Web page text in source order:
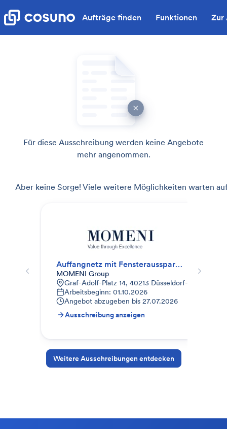
Aufträge finden Funktionen Zur
Für diese Ausschreibung werden keine Angebote
mehr angenommen.
Aber keine Sorge! Viele weitere Möglichkeiten warten
Auffangnetz mit Fensteraussparungen
MOMENI Group
Graf-Adolf-Platz 14, 40213 Düsseldorf-Stadtbezirk
Arbeitsbeginn: 01.10.2026
Angebot abzugeben bis 27.07.2026
Ausschreibung anzeigen
Weitere Ausschreibungen entdecken